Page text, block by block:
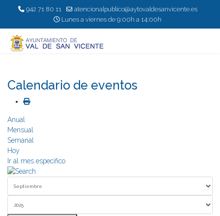
942 71 80 11
atencionalpublico@aytovaldesanvicente.es
Lunes a viernes de 9:00h a 14:00h
Calendario de eventos
Anual
Mensual
Semanal
Hoy
Ir al mes específico